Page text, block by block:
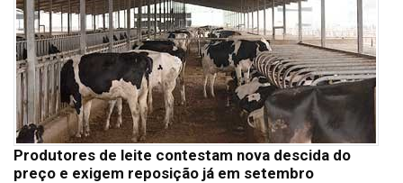
Produtores de leite contestam nova descida do
preço e exigem reposição já em setembro